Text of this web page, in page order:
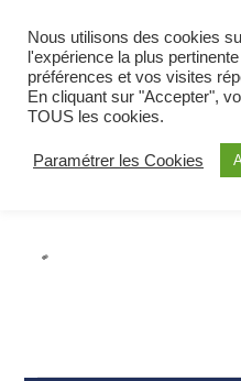
BIENVENUE À
COMMUNE DE MOSELLE EST
ALERTE
Nous utilisons des cookies
l'expérience la plus
préférences et vos visites
En cliquant sur "Accepter",
TOUS les cookies.
Paramétrer les Cookies